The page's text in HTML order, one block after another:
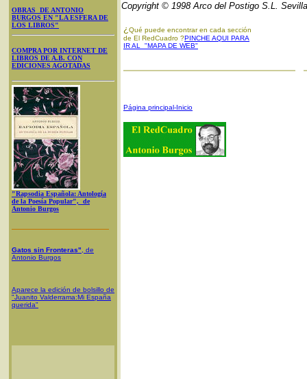
OBRAS DE ANTONIO
BURGOS EN "LA ESFERA DE
LOS LIBROS"
COMPRA POR INTERNET DE
LIBROS DE A.B. CON
EDICIONES AGOTADAS
"Rapsodia Española: Antología
de la Poesía Popular", de
Antonio Burgos
Gatos sin Fronteras" , de
Antonio Burgos
Aparece la edición de bolsillo de
"Juanito Valderrama:Mi España
querida"
Copyright © 1998 Arco del Postigo S.L.
¿ Qué puede encontrar en cada sección
de El RedCuadro ?PINCHE AQUI PARA
IR AL "MAPA DE WEB"
Página principal-Inicio